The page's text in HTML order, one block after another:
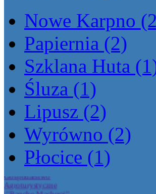
Nowe Karpno
Papiernia (2)
Szklana Huta
Śluza (1)
Lipusz (2)
Wyrówno (2)
Płocice (1)
Siedlisko Malwy Kasia
Michalczewska
Gospodarstwo
Agroturystyczne